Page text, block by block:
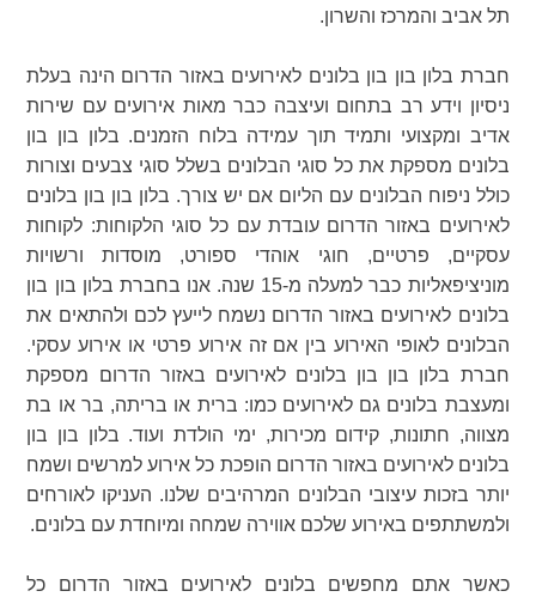
תל אביב והמרכז והשרון.
חברת בלון בון בון בלונים לאירועים באזור הדרום הינה בעלת
ניסיון וידע רב בתחום ועיצבה כבר מאות אירועים עם שירות
אדיב ומקצועי ותמיד תוך עמידה בלוח הזמנים. בלון בון בון
בלונים מספקת את כל סוגי הבלונים בשלל סוגי צבעים וצורות
כולל ניפוח הבלונים עם הליום אם יש צורך. בלון בון בון בלונים
לאירועים באזור הדרום עובדת עם כל סוגי הלקוחות: לקוחות
עסקיים, פרטיים, חוגי אוהדי ספורט, מוסדות ורשויות
מוניציפאליות כבר למעלה מ-15 שנה. אנו בחברת בלון בון בון
בלונים לאירועים באזור הדרום נשמח לייעץ לכם ולהתאים את
הבלונים לאופי האירוע בין אם זה אירוע פרטי או אירוע עסקי.
חברת בלון בון בון בלונים לאירועים באזור הדרום מספקת
ומעצבת בלונים גם לאירועים כמו: ברית או בריתה, בר או בת
מצווה, חתונות, קידום מכירות, ימי הולדת ועוד. בלון בון בון
בלונים לאירועים באזור הדרום הופכת כל אירוע למרשים ושמח
יותר בזכות עיצובי הבלונים המרהיבים שלנו. העניקו לאורחים
ולמשתתפים באירוע שלכם אווירה שמחה ומיוחדת עם בלונים.
כאשר אתם מחפשים בלונים לאירועים באזור הדרום כל